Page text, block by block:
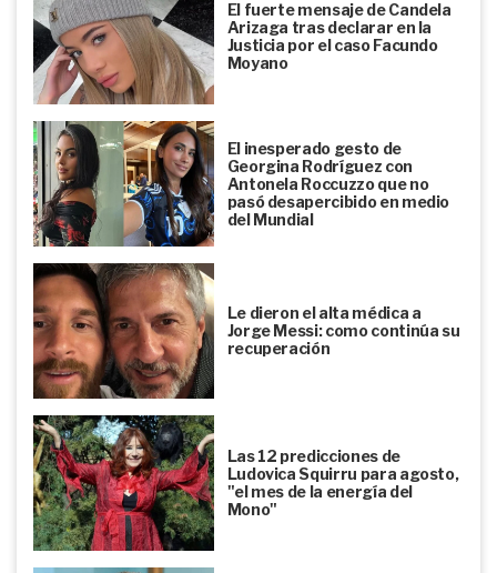
El fuerte mensaje de Candela
Arizaga tras declarar en la
Justicia por el caso Facundo
Moyano
El inesperado gesto de
Georgina Rodríguez con
Antonela Roccuzzo que no
pasó desapercibido en medio
del Mundial
Le dieron el alta médica a
Jorge Messi: como continúa su
recuperación
Las 12 predicciones de
Ludovica Squirru para agosto,
"el mes de la energía del
Mono"